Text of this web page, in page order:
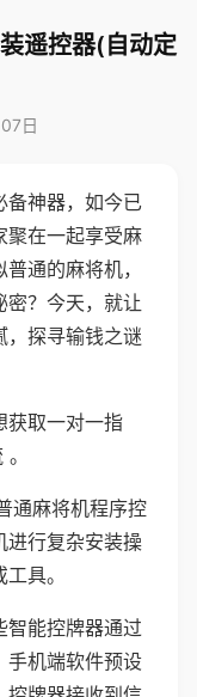
遥控器(自动定
日
备神器，如今已
聚在一起享受麻
通的麻将机，
密？今天，就让
，探寻输钱之谜
获取一对一指
通麻将机程序控
进行复杂安装操
具。
智能控牌器通过
手机端软件预设